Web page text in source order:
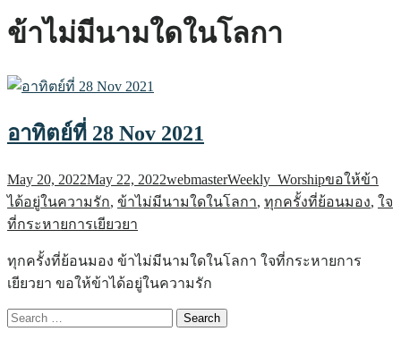
ข้าไม่มีนามใดในโลกา
อาทิตย์ที่ 28 Nov 2021
May 20, 2022May 22, 2022webmasterWeekly_Worshipขอให้ข้า
ได้อยู่ในความรัก, ข้าไม่มีนามใดในโลกา, ทุกครั้งที่ย้อนมอง, ใจ
ที่กระหายการเยียวยา
ทุกครั้งที่ย้อนมอง ข้าไม่มีนามใดในโลกา ใจที่กระหายการ
เยียวยา ขอให้ข้าได้อยู่ในความรัก
Search
for: